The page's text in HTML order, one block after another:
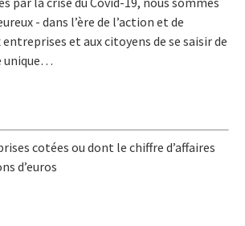
- dans l’ère de l’action et de
entreprises et aux citoyens de se saisir de
unique…
cotées ou dont le chiffre d’affaires
d’euros